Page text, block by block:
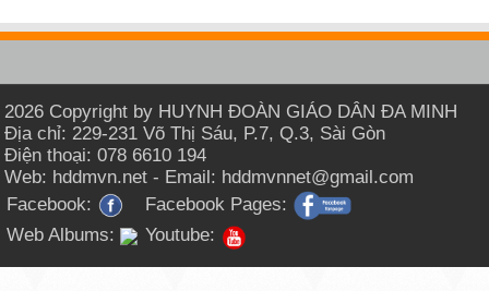
2026 Copyright by HUYNH ĐOÀN GIÁO DÂN ĐA MINH
Địa chỉ: 229-231 Võ Thị Sáu, P.7, Q.3, Sài Gòn
Điện thoại: 078 6610 194
Web: hddmvn.net - Email: hddmvnnet@gmail.com
Facebook:
Facebook Pages:
Web Albums:
Youtube: